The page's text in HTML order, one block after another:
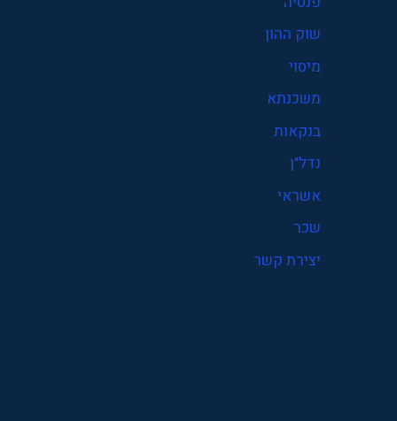
שוק ההון
מיסוי
משכנתא
בנקאות
נדל"ן
אשראי
שכר
יצירת קשר